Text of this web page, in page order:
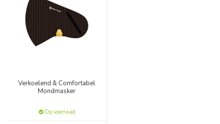
Verkoelend & Comfortabel
Mondmasker
Op voorraad